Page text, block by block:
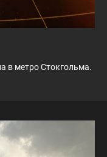
в метро Стокгольма.